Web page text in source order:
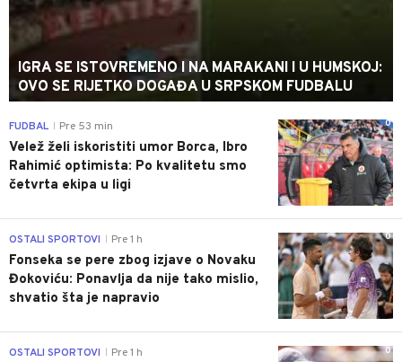
IGRA SE ISTOVREMENO I NA MARAKANI I U HUMSKOJ:
OVO SE RIJETKO DOGAĐA U SRPSKOM FUDBALU
0
FUDBAL Pre 53 min
Velež želi iskoristiti umor Borca, Ibro
Rahimić optimista: Po kvalitetu smo
četvrta ekipa u ligi
0
OSTALI SPORTOVI Pre 1 h
Fonseka se pere zbog izjave o Novaku
Đokoviću: Ponavlja da nije tako mislio,
shvatio šta je napravio
0
OSTALI SPORTOVI Pre 1 h